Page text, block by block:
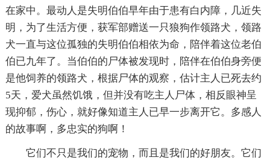
在家中。最动人是失明伯伯早年由于患有白内障，几近失
明，为了生活方便，获军部赠送一只狼狗作领路犬，领路
犬一直与这位孤独的失明伯伯相依为命，陪伴着这位老伯
伯已九年了。当伯伯的尸体被发现时，陪伴在伯伯身旁便
是他饲养的领路犬，根据尸体的观察，估计主人已死去约
5天，爱犬虽然饥饿，但并没有吃主人尸体，相反眼神呈
现抑郁，伤心，就好像知道主人已早一步离开它。多感人
的故事啊，多忠实的狗啊！
它们不只是我们的宠物，而且是我们的好朋友。它们